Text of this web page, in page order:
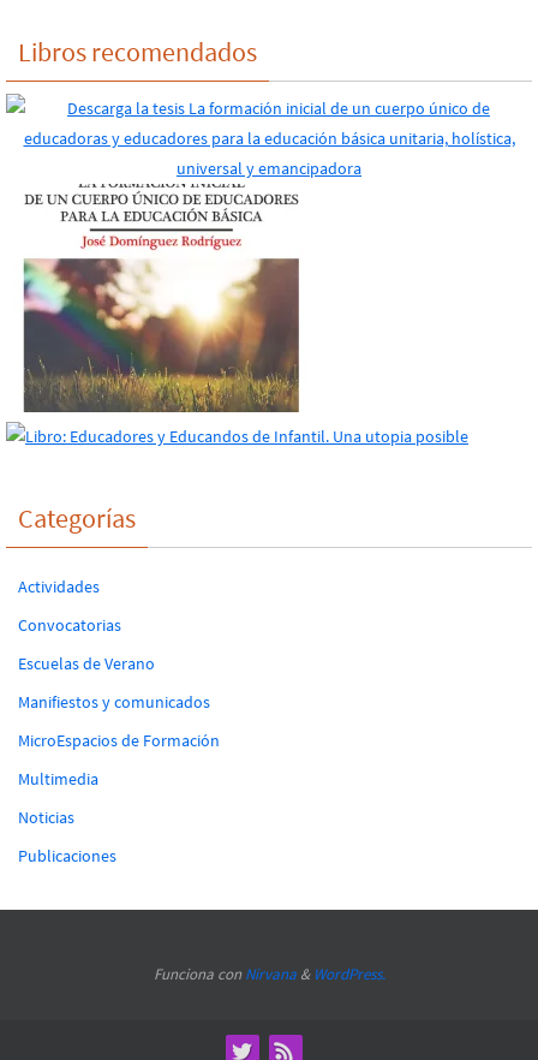
Libros recomendados
Categorías
Actividades
Convocatorias
Escuelas de Verano
Manifiestos y comunicados
MicroEspacios de Formación
Multimedia
Noticias
Publicaciones
Funciona con Nirvana& WordPress.